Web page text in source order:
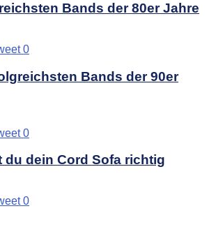
Bands der 80er Jahre
0
Bands der 90er
0
du dein Cord Sofa richtig
0